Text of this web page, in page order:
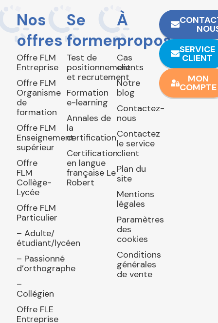
Nos
offres
Offre FLM
Entreprise
Offre FLM
Organisme
de
formation
Offre FLM
Enseignement
supérieur
Offre
FLM
Collège-
Lycée
Offre FLM
Particulier
– Adulte/
étudiant/lycéen
– Passionné
d’orthographe
–
Collégien
Offre FLE
Entreprise
Se
former
Test de
positionnement
et recrutement
Formation
e-learning
Annales de
la
certification
Certification
en langue
française Le
Robert
À
propos
Cas
clients
Notre
blog
Contactez-
nous
Contactez
le service
client
Plan du
site
Mentions
légales
Paramètres
des
cookies
Conditions
générales
de vente
SERVICE
CLIENT
MON
COMPTE